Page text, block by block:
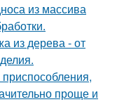
из массива
из дерева - от
проще и